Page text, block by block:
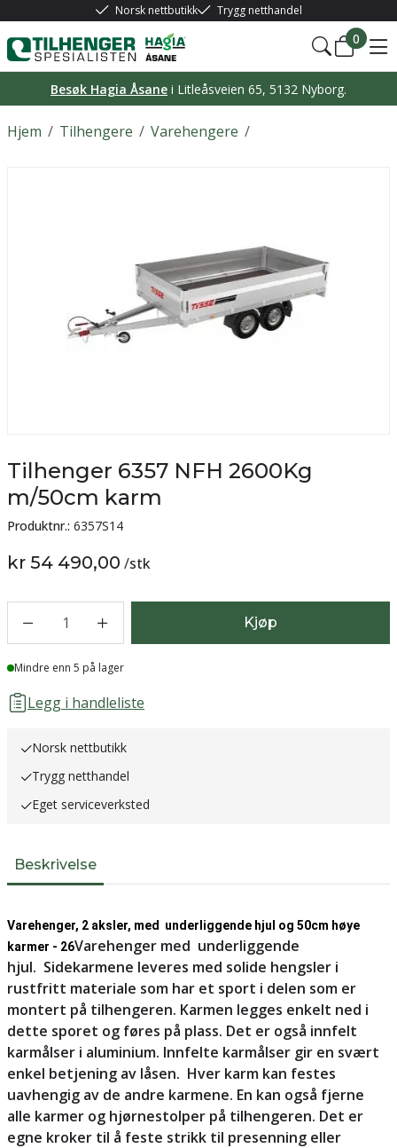
Norsk nettbutikk Trygg netthandel
0
Besøk Hagia Åsane i Litleåsveien 65, 5132 Nyborg.
/
Hjem /
Tilhengere /
Varehengere
Tilhenger 6357 NFH 2600Kg
m/50cm karm
Produktnr.: 6357S14
kr 54 490,00 /stk
1 Kjøp
Lager
Mindre enn 5 på lager
Legg i handleliste
Norsk nettbutikk
Trygg netthandel
Eget serviceverksted
Beskrivelse
Varehenger, 2 aksler, med underliggende hjul og 50cm høye
karmer - 26Varehenger med underliggende
hjul. Sidekarmene leveres med solide hengsler i
rustfritt materiale som har et sport i delen som er
montert på tilhengeren. Karmen legges enkelt ned i
dette sporet og føres på plass. Det er også innfelt
karmålser i aluminium. Innfelte karmålser gir en svært
enkel betjening av låsen. Hver karm kan festes
uavhengig av de andre karmene. En kan også fjerne
alle karmer og hjørnestolper på tilhengeren. Det er
egne kroker til å feste strikk til presenning eller